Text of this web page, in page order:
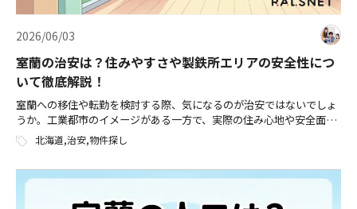
2026/06/03
室蘭の治安は？住みやすさや製鉄所エリアの安全性につ
いて徹底解説！
室蘭への移住や転勤を検討する際、気になるのが治安ではないでしょ
うか。工業都市のイメージがある一方で、実際の住み心地や安全面に
ついては、意外と知られていない情報も多いものです。 本記事では、
室蘭の治安状況をデータに基づいて […]
北海道,治安,物件探し